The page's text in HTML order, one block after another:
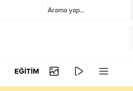
EĞİTİM